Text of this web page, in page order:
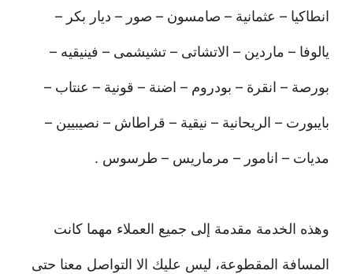
انطاكيا – عثمانية – صامسون – صور – ديار بكر –
يالوفا – ماردين – الاتشاتى – تشيشمى – فينيقيه –
بورصة – انقرة – بودروم – اضنة – قونية – عنتاب –
بايبورت – الريحانية – نيقية – قراطاش – نصيبيين –
مديات – انامور – مرماريس – طرسوس .
وهذه الخدمة مقدمة إلى جميع العملاء مهما كانت
المسافة المقطوعة، ليس عليك الا التواصل معنا حتى